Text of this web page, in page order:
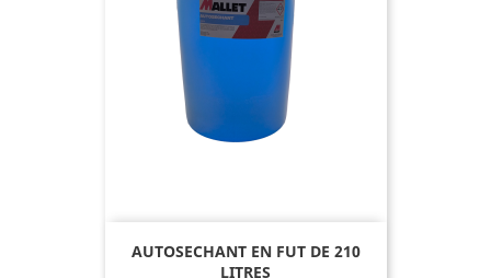
AUTOSECHANT EN FUT DE 210
LITRES